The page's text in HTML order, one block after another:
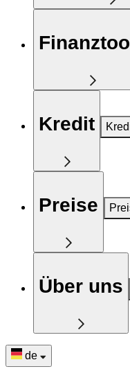
Kredit
Preise
Über uns
de